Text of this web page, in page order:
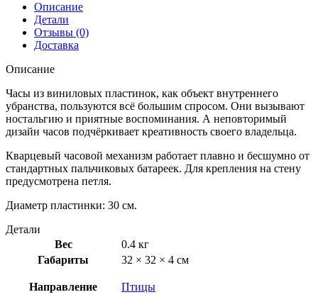
Описание
Детали
Отзывы (0)
Доставка
Описание
Часы из виниловых пластинок, как объект внутреннего
убранства, пользуются всё большим спросом. Они вызывают
ностальгию и приятные воспоминания. А неповторимый
дизайн часов подчёркивает креативность своего владельца.
Кварцевый часовой механизм работает плавно и бесшумно от
стандартных пальчиковых батареек. Для крепления на стену
предусмотрена петля.
Диаметр пластинки: 30 см.
Детали
Вес
0.4 кг
Габариты
32 × 32 × 4 см
Направление Птицы